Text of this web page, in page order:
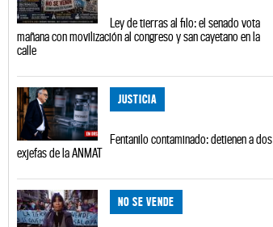
Ley de tierras al filo: el senado vota
mañana con movilización al congreso y san cayetano en la
calle
JUSTICIA
Fentanilo contaminado: detienen a dos
exjefas de la ANMAT
NO SE VENDE